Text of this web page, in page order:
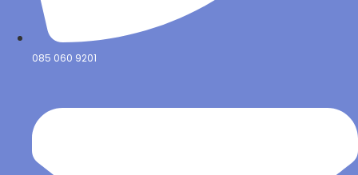
085 060 9201